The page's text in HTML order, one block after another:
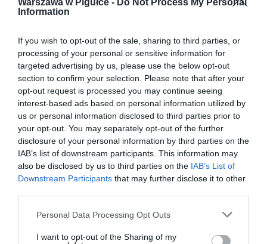
Warszawa w Pigułce - Do Not Process My Personal
Information
If you wish to opt-out of the sale, sharing to third parties, or
processing of your personal or sensitive information for
targeted advertising by us, please use the below opt-out
section to confirm your selection. Please note that after your
opt-out request is processed you may continue seeing
interest-based ads based on personal information utilized by
us or personal information disclosed to third parties prior to
your opt-out. You may separately opt-out of the further
disclosure of your personal information by third parties on the
IAB’s list of downstream participants. This information may
also be disclosed by us to third parties on the IAB’s List of
Downstream Participants that may further disclose it to other
Personal Data Processing Opt Outs
I want to opt-out of the Sharing of my